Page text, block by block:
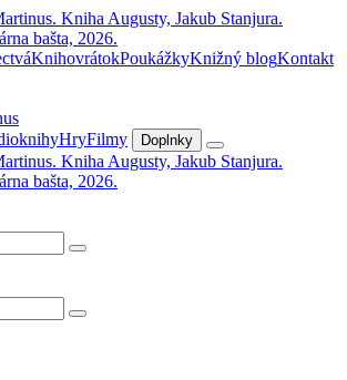
KnihovrátokPoukážkyKnižný blogKontakt
HryFilmy Doplnky